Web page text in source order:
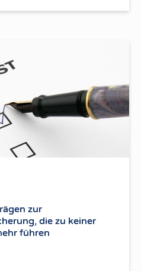
zur
die zu keiner
führen